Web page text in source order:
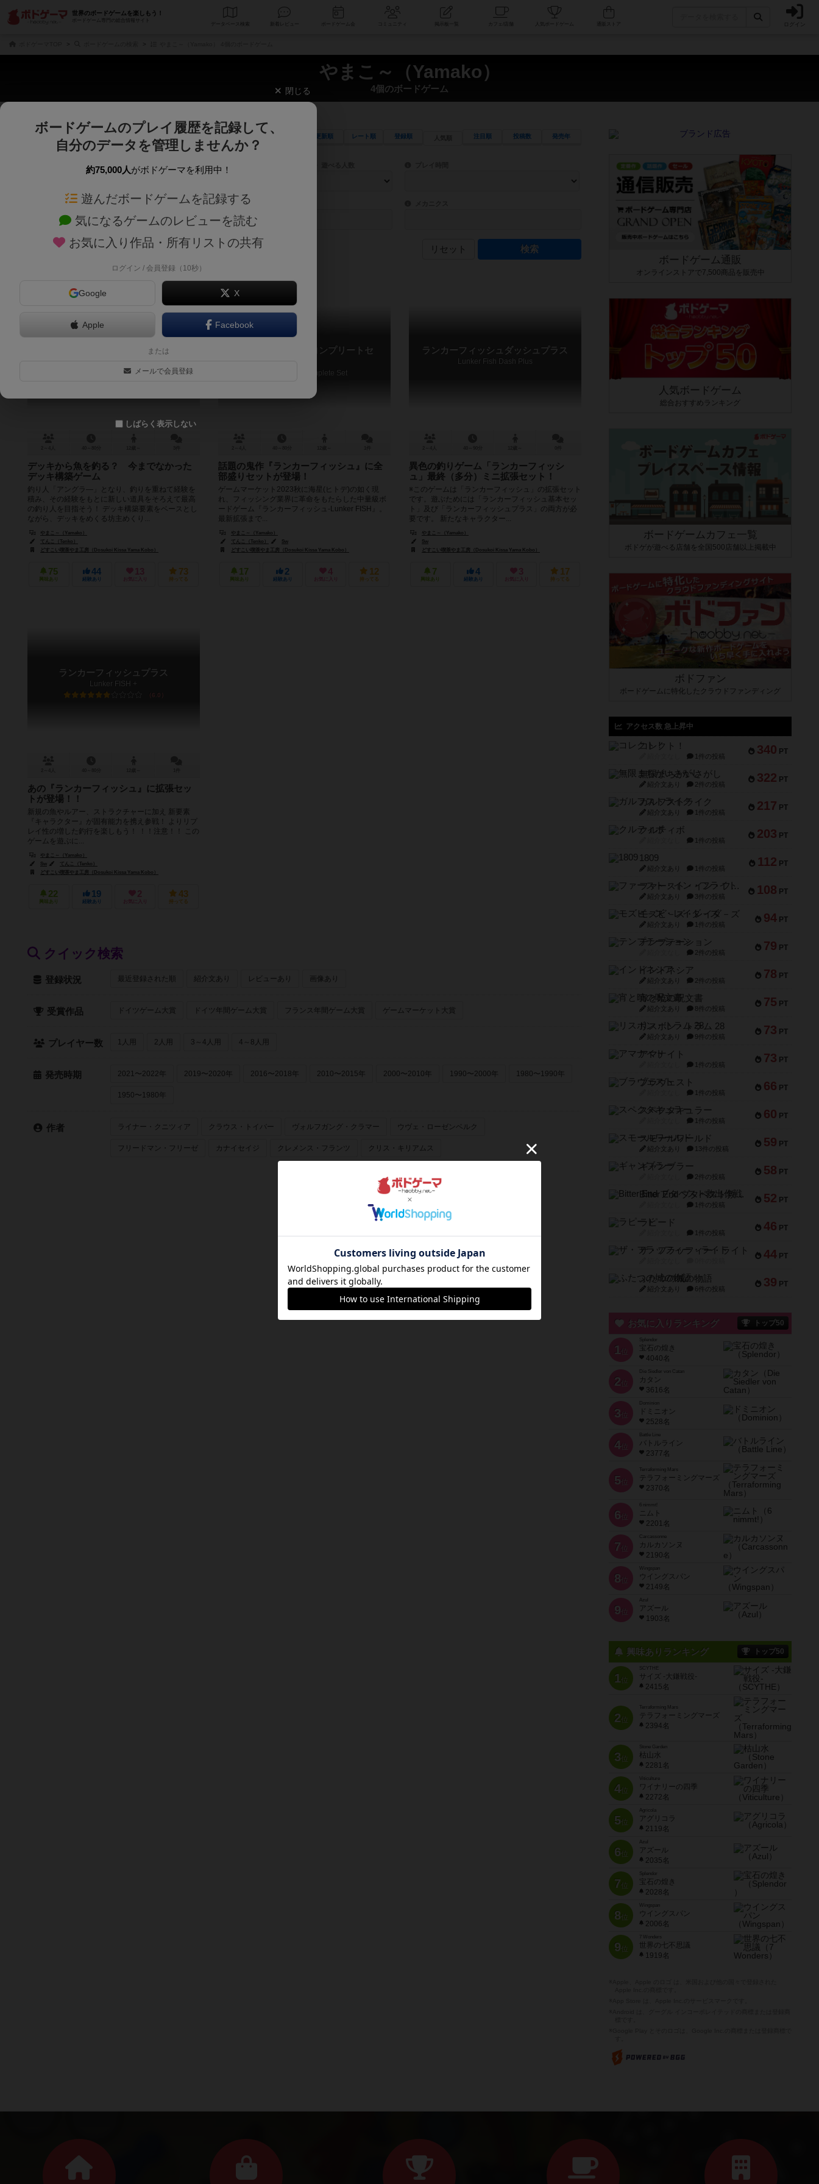
世界のボードゲームを楽しもう！
ボードゲーム専門の総合情報サイト
データベース コミュニティ 人気ボードゲーム ログイン
やまこ～（Yamako）
4個のボードゲーム
じっくり表示 更新順 レート順 登録順 注目順 投稿数 発売年
商品名、商品説明文、デザイナー名、テーマ名、メカニクス名を対象にフリーワード検索ができます。
ゲームデザイナー名を指定して検索できます。
ゲームデザイナー 目安となる所要時間を指定することができます。マニュアルを読む時間や参加者へのルール説明時間は含まれていないため、初めて
対象年齢を指定します。 世界観や登場人物などモチーフ・ストーリーを指定することができます。直感的にゲームシステムを理解できるよう、中世ファンタジー・クッキング・海賊同士の対決など、ゲームコンセプトを絞
テーマ/フレーバー ゲーム性を構成するコアシステムです。主にボードゲームに慣れている方向けの絞込機能です。例えば「ダイスロール」はランダ
リセット
ランカーフィッシュ
6.2
デッキから魚を釣る？ 今までなかった
デッキ構築ゲーム
釣り人「アングラ―」となり、釣りを重ねて経験を
積み、その経験をもとに新しい道具をそろえて最高
の釣り人を目指そう！ デッキ構築要素をベースとし
ながら、デッキをめくる坊主めくり...
やまこ～（Yamako）
てんこ（Tenko）
どすこい喫茶やま工房（Dosukoi Kissa Yama Kobo）
75
興味あり
44
経験あり
13
お気に入り
73
持ってる
ランカーフィッシュコンプリートセ
Lunker Fish Complete Set
話題の鬼作『ランカーフィッシュ』に全
部盛りセットが登場！
ゲームマーケット2023秋に海星(ヒトデ)の如く現
れ、フィッシング業界に革命をもたらした中量級ボ
ードゲーム『ランカーフィッシュ-Lunker FISH』。
最新拡張まで...
やまこ～（Yamako）
てんこ（Tenko）
Sw
どすこい喫茶やま工房（Dosukoi Kissa Yama Kobo）
17
興味あり
2
経験あり
4
お気に入り
12
持ってる
ランカーフィッシュダッシュプラス
Lunker Fish Dash Plus
異色の釣りゲーム「ランカーフィッシ
ュ」最終（多分）ミニ拡張セット！
※このゲームは「ランカーフィッシュ」の拡張セット
です。遊ぶためには「ランカーフィッシュ基本セッ
ト」及び「ランカーフィッシュプラス」の両方が必
要です。 新たなキャラクター...
やまこ～（Yamako）
Sw
どすこい喫茶やま工房（Dosukoi Kissa Yama Kobo）
7
興味あり
4
経験あり
3
お気に入り
17
持ってる
ランカーフィッシュプラス
Lunker FISH +
6.0
あの『ランカーフィッシュ』に拡張セッ
トが登場！！
新規の魚やルアー、ストラクチャーに加え 新要素
『キャラクター』が固有能力を携え参戦！ よりリプ
レイ性の増した釣行を楽しもう！ ！！注意！！ この
ゲームを遊ぶに...
やまこ～（Yamako）
Sw
てんこ（Tenko）
どすこい喫茶やま工房（Dosukoi Kissa Yama Kobo）
22
興味あり
19
経験あり
2
お気に入り
43
持ってる
クイック検索
登録状況 最近登録された順 紹介文あり レビューあり 画像あり
受賞作品 ドイツゲーム大賞 ドイツ年間ゲーム大賞 フランス年間ゲーム大賞 ゲームマーケット大賞
プレイヤー数 1人用 2人用 3～4人用 4～8人用
発売時期 2021〜2022年 2019〜2020年 2016〜2018年 2010〜2015年 2000〜2010年 1990〜2000年 1980〜1990年
1950〜1980年
作者 ライナー・クニツィア クラウス・トイバー ヴォルフガング・クラマー ウヴェ・ローゼンベルク
フリードマン・フリーゼ カナイセイジ クレメンス・フランツ クリス・キリアムス
ボードゲーム通販
オンラインストアで7,500商品を販売中
人気ボードゲーム
総合おすすめランキング
ボードゲームカフェ一覧
ボドゲが遊べる店舗を全国500店舗以上掲載中
ボドファン
ボードゲームに特化したクラウドファンディング
アクセス数 急上昇中
340 PT
コレクト！
1件の投稿
322 PT
無限まちがいさがし
紹介文あり 2件の投稿
217 PT
ガルフストライク
紹介文あり 1件の投稿
203 PT
クルティボ
1件の投稿
112 PT
1809
紹介文あり 1件の投稿
108 PT
ファースト・イン・フライト
紹介文あり 3件の投稿
94 PT
モズビ－ズ・レイダ－ズ
紹介文あり 1件の投稿
79 PT
テンプテーション
2件の投稿
78 PT
インドネシア
紹介文あり 2件の投稿
75 PT
宵と暁の呪文書
紹介文あり 8件の投稿
73 PT
リスボン・トラム 28
紹介文あり 9件の投稿
73 PT
アマナイト
1件の投稿
66 PT
ブラヴェスト
1件の投稿
60 PT
スペクタキュラー
1件の投稿
59 PT
スモールワールド
紹介文あり 13件の投稿
58 PT
ギャンブラー
2件の投稿
52 PT
Bitter End ブタペスト救出作戦
1件の投稿
46 PT
ラピード
1件の投稿
44 PT
ザ・フラッフィー・ライト
39 PT
ふたつの城の物語
紹介文あり 6件の投稿
お気に入りランキング トップ50
1 位
宝石の煌き
4040名
2 位
Die Siedler von Catan
カタン
3616名
3 位
ドミニオン
2528名
4位
Battle Line
バトルライン
2377名
5 位
Terraforming Mars
テラフォーミングマーズ
2370名
6 位
ニムト
2201名
7 位
Carcassonne
カルカソンヌ
2190名
8 位
Wingspan
ウイングスパン
2149名
9 位
Azul
アズール
1903名
興味ありランキング トップ50
1位
SCYTHE
サイズ -大鎌戦役-
2415名
2位
Terraforming Mars
テラフォーミングマーズ
2394名
3位
Stone Garden
枯山水
2281名
4位
Viticulture
ワイナリーの四季
2272名
5位
Agricola
アグリコラ
2119名
6位
Azul
アズール
2035名
7位
宝石の煌き
2028名
8位
Wingspan
ウイングスパン
2006名
9位
7 Wonders
世界の七不思議
1919名
閉じる
ボードゲームのプレイ履歴を記録して、
自分のデータを管理しませんか？
約75,000人がボドゲーマを利用中！
遊んだボードゲームを記録する
気になるゲームのレビューを読む
お気に入り作品・所有リストの共有
ログイン / 会員登録（10秒）
Google X
Apple Facebook
または
メールで会員登録
しばらく表示しない